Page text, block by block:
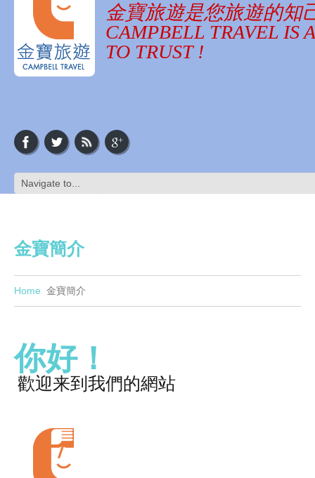
金寶旅遊是您旅遊的知
CAMPBELL TRAVEL IS
TO TRUST !
金寶簡介
Home 金寶簡介
你好！
歡迎来到我們的網站